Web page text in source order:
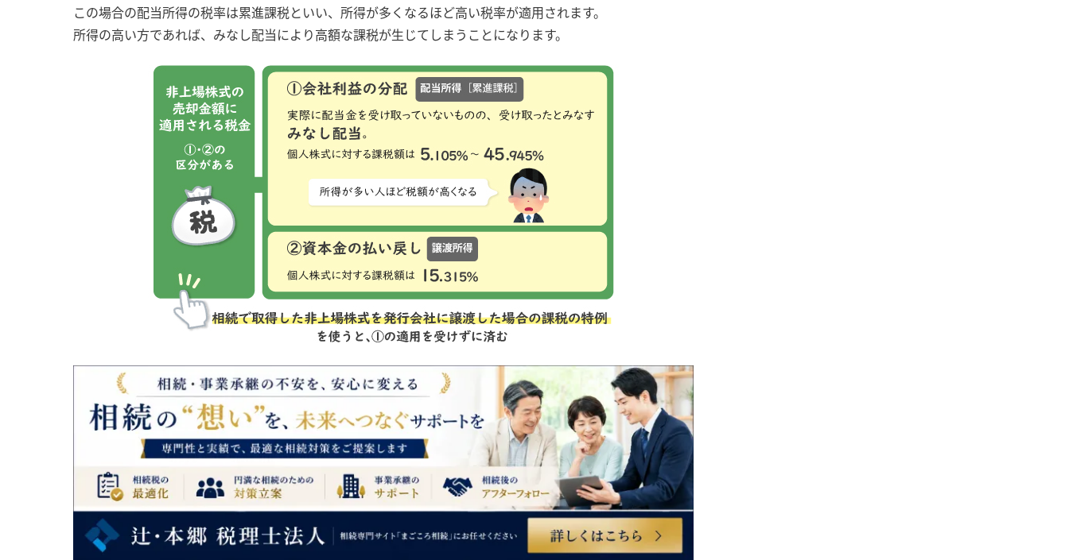
この場合の配当所得の税率は累進課税といい、所得が多くなるほど高い税率が適用されます。
所得の高い方であれば、みなし配当により高額な課税が生じてしまうことになります。